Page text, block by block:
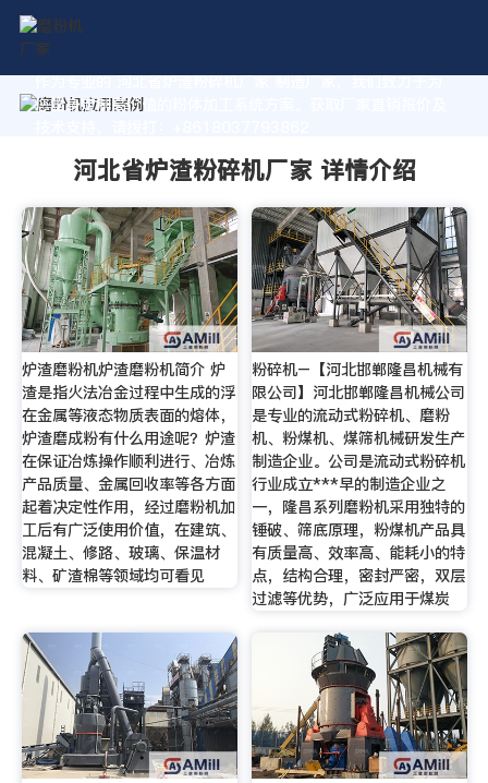
作为专业的 河北省炉渣粉碎机厂家 制造厂家，我们致力于为
您量身定制高价值的粉体加工系统方案。获取厂家直销报价及
河北省炉渣粉碎机厂家 详情介绍
炉渣磨粉机炉渣磨粉机简介 炉
渣是指火法冶金过程中生成的浮
在金属等液态物质表面的熔体，
炉渣磨成粉有什么用途呢？炉渣
在保证冶炼操作顺利进行、冶炼
产品质量、金属回收率等各方面
起着决定性作用，经过磨粉机加
工后有广泛使用价值，在建筑、
混凝土、修路、玻璃、保温材
料、矿渣棉等领域均可看见
粉碎机–【河北邯郸隆昌机械有
限公司】河北邯郸隆昌机械公司
是专业的流动式粉碎机、磨粉
机、粉煤机、煤筛机械研发生产
制造企业。公司是流动式粉碎机
行业成立***早的制造企业之
一，隆昌系列磨粉机采用独特的
锤破、筛底原理，粉煤机产品具
有质量高、效率高、能耗小的特
点，结构合理，密封严密，双层
过滤等优势，广泛应用于煤炭